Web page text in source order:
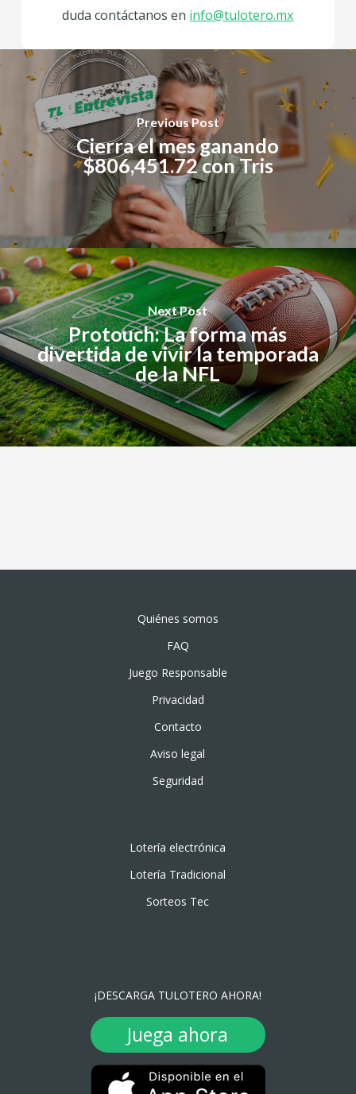
duda contáctanos en info@tulotero.mx
Previous Post
Cierra el mes ganando
$806,451.72 con Tris
Next Post
Protouch: La forma más
divertida de vivir la temporada
de la NFL
Quiénes somos
FAQ
Juego Responsable
Privacidad
Contacto
Aviso legal
Seguridad
Lotería electrónica
Lotería Tradicional
Sorteos Tec
¡DESCARGA TULOTERO AHORA!
Juega ahora